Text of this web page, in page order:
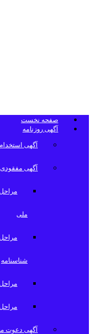
صفحه نخست
آگهی روزنامه
آگهی استخدام
آگهی
ملی
شناسنامه
آگهی دعوت